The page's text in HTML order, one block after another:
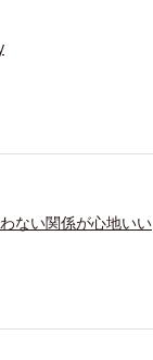
ない関係が心地いい